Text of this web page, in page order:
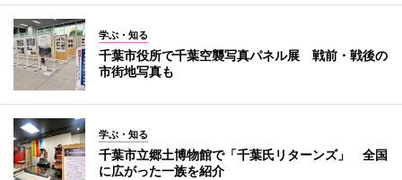
学ぶ・知る
千葉市役所で千葉空襲写真パネル展 戦前・戦後の
市街地写真も
学ぶ・知る
千葉市立郷土博物館で「千葉氏リターンズ」 全国
に広がった一族を紹介